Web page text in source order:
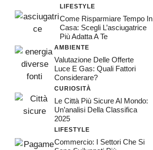
LIFESTYLE
Come Risparmiare Tempo In
Casa: Scegli L’asciugatrice
Più Adatta A Te
AMBIENTE
Valutazione Delle Offerte
Luce E Gas: Quali Fattori
Considerare?
CURIOSITÀ
Le Città Più Sicure Al Mondo:
Un’analisi Della Classifica
2025
LIFESTYLE
Commercio: I Settori Che Si